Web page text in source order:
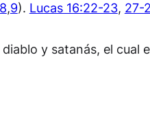
,9). Lucas 16:22-23, 27-
y satanás, el cual